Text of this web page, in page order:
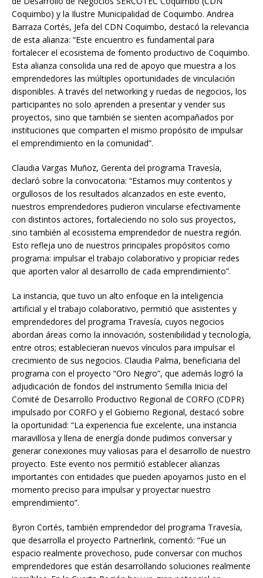
Coquimbo) y la Ilustre Municipalidad de Coquimbo. Andrea
Barraza Cortés, Jefa del CDN Coquimbo, destacó la relevancia
de esta alianza: “Este encuentro es fundamental para
fortalecer el ecosistema de fomento productivo de Coquimbo.
Esta alianza consolida una red de apoyo que muestra a los
emprendedores las múltiples oportunidades de vinculación
disponibles. A través del networking y ruedas de negocios, los
participantes no solo aprenden a presentar y vender sus
proyectos, sino que también se sienten acompañados por
instituciones que comparten el mismo propósito de impulsar
el emprendimiento en la comunidad”.
Claudia Vargas Muñoz, Gerenta del programa Travesía,
declaró sobre la convocatoria: “Estamos muy contentos y
orgullosos de los resultados alcanzados en este evento,
nuestros emprendedores pudieron vincularse efectivamente
con distintos actores, fortaleciendo no solo sus proyectos,
sino también al ecosistema emprendedor de nuestra región.
Esto refleja uno de nuestros principales propósitos como
programa: impulsar el trabajo colaborativo y propiciar redes
que aporten valor al desarrollo de cada emprendimiento”.
La instancia, que tuvo un alto enfoque en la inteligencia
artificial y el trabajo colaborativo, permitió que asistentes y
emprendedores del programa Travesía, cuyos negocios
abordan áreas como la innovación, sostenibilidad y tecnología,
entre otros; establecieran nuevos vínculos para impulsar el
crecimiento de sus negocios. Claudia Palma, beneficiaria del
programa con el proyecto “Oro Negro”, que además logró la
adjudicación de fondos del instrumento Semilla Inicia del
Comité de Desarrollo Productivo Regional de CORFO (CDPR)
impulsado por CORFO y el Gobierno Regional, destacó sobre
la oportunidad: “La experiencia fue excelente, una instancia
maravillosa y llena de energía donde pudimos conversar y
generar conexiones muy valiosas para el desarrollo de nuestro
proyecto. Este evento nos permitió establecer alianzas
importantes con entidades que pueden apoyarnos justo en el
momento preciso para impulsar y proyectar nuestro
emprendimiento”.
Byron Cortés, también emprendedor del programa Travesía,
que desarrolla el proyecto Partnerlink, comentó: “Fue un
espacio realmente provechoso, pude conversar con muchos
emprendedores que están desarrollando soluciones realmente